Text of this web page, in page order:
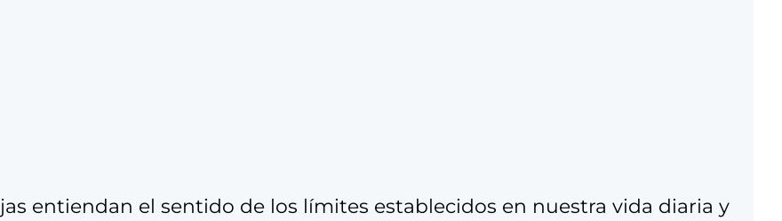
entiendan el sentido de los límites establecidos en nuestra vida diaria y